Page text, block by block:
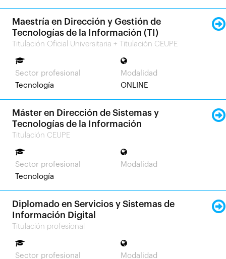
Maestría en Dirección y Gestión de
Tecnologías de la Información (TI)
Titulación Oficial Universitaria + Titulación CEUPE
Sector profesional
Tecnología
Modalidad
ONLINE
Máster en Dirección de Sistemas y
Tecnologías de la Información
Titulación CEUPE
Sector profesional
Tecnología
Modalidad
Diplomado en Servicios y Sistemas de
Información Digital
Titulación profesional
Sector profesional
Modalidad